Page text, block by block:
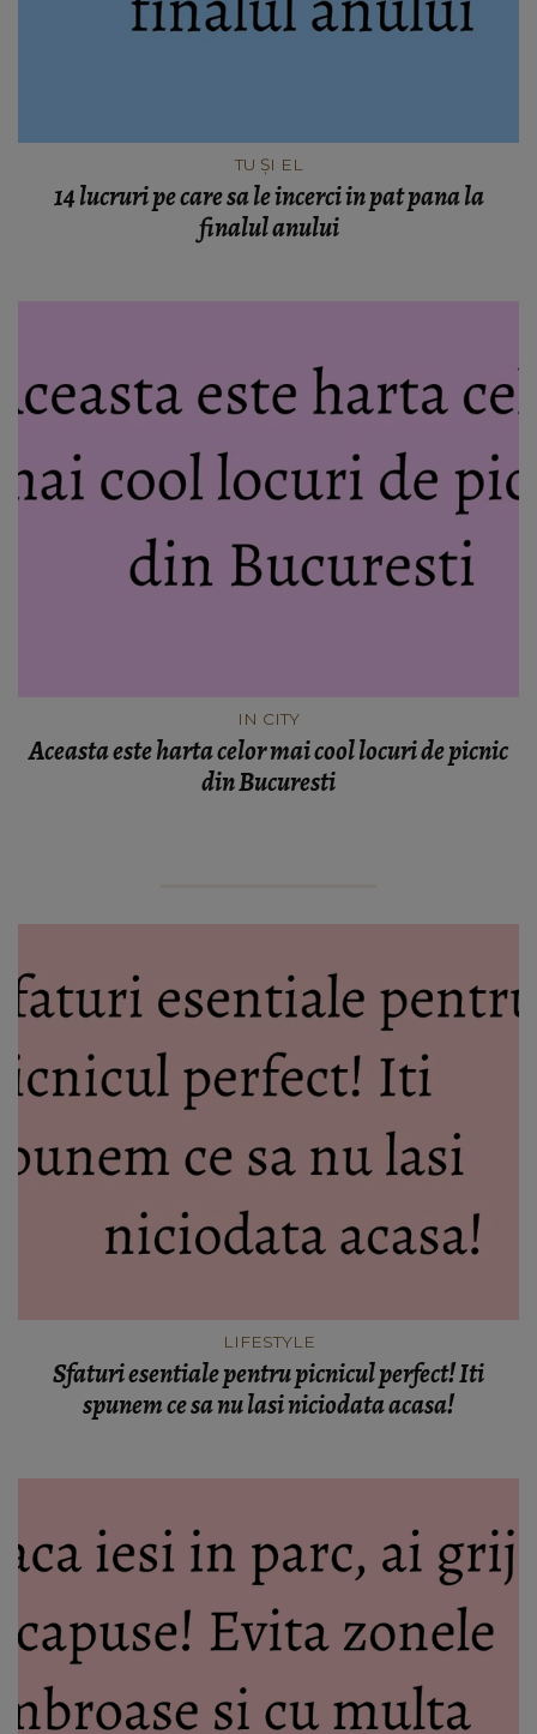
TU ȘI EL
14 lucruri pe care sa le incerci in pat pana la
finalul anului
IN CITY
Aceasta este harta celor mai cool locuri de picnic
din Bucuresti
LIFESTYLE
Sfaturi esentiale pentru picnicul perfect! Iti
spunem ce sa nu lasi niciodata acasa!